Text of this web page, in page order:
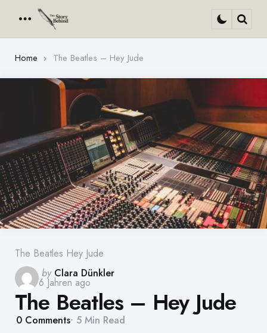
Menu
Home The Beatles – Hey Jude
The Beatles Hey Jude
Posted
by
by Clara Dünkler
6 Jahren ago
The Beatles – Hey Jude
0 Comments 5 Min Read